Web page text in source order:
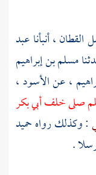
القطان ،أنبأناعبد
مسلم بن إبراهيم
،عنالأسود ،
صلى خلفأبي بكر
: وكذلك رواهحميد
.